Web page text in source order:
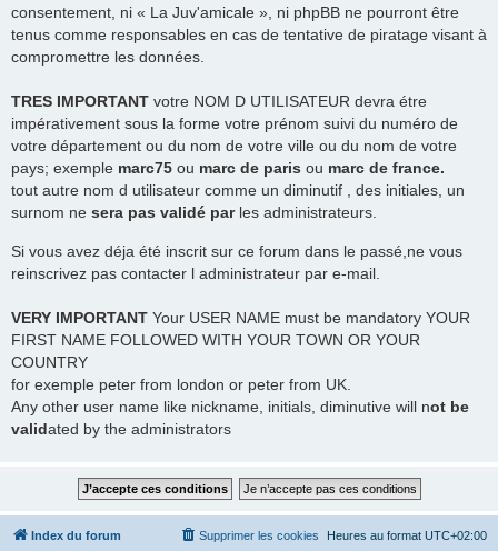
consentement, ni « La Juv'amicale », ni phpBB ne pourront être
tenus comme responsables en cas de tentative de piratage visant à
compromettre les données.
TRES IMPORTANT votre NOM D UTILISATEUR devra étre
impérativement sous la forme votre prénom suivi du numéro de
votre département ou du nom de votre ville ou du nom de votre
pays; exemple marc75 ou marc de paris ou marc de france.
tout autre nom d utilisateur comme un diminutif , des initiales, un
surnom ne sera pas validé parles administrateurs.
Si vous avez déja été inscrit sur ce forum dans le passé,ne vous
reinscrivez pas contacter l administrateur par e-mail.
VERY IMPORTANT Your USER NAME must be mandatory YOUR
FIRST NAME FOLLOWED WITH YOUR TOWN OR YOUR
COUNTRY
for exemple peter from london or peter from UK.
Any other user name like nickname, initials, diminutive will not be
validated by the administrators
Index du forum Heures au format UTC+02:00
Supprimer les cookies